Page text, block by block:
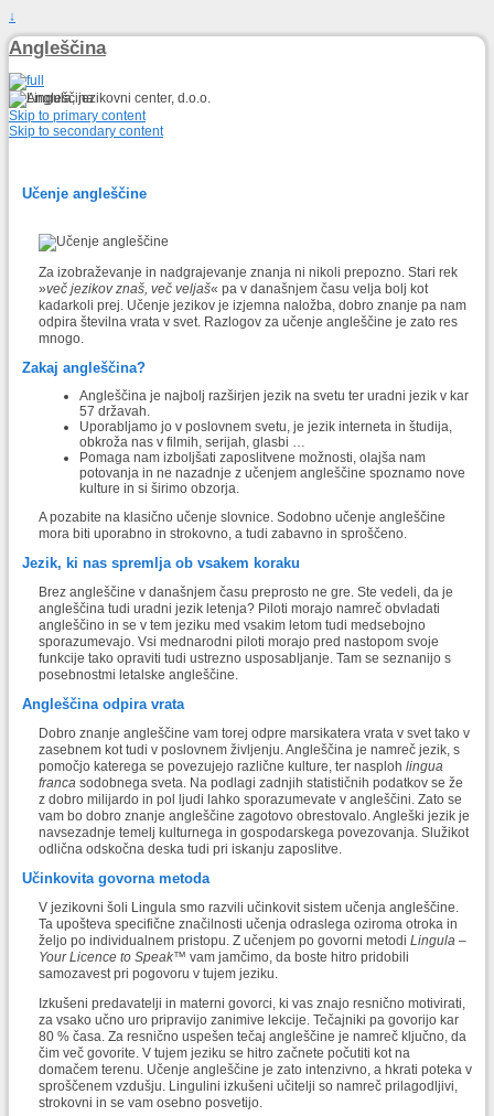
↓
Angleščina
Skip to primary content
Skip to secondary content
Učenje angleščine
Za izobraževanje in nadgrajevanje znanja ni nikoli prepozno. Stari rek
»več jezikov znaš, več veljaš« pa v današnjem času velja bolj kot
kadarkoli prej. Učenje jezikov je izjemna naložba, dobro znanje pa nam
odpira številna vrata v svet. Razlogov za učenje angleščine je zato res
mnogo.
Zakaj angleščina?
Angleščina je najbolj razširjen jezik na svetu ter uradni jezik v kar
57 državah.
Uporabljamo jo v poslovnem svetu, je jezik interneta in študija,
obkroža nas v filmih, serijah, glasbi …
Pomaga nam izboljšati zaposlitvene možnosti, olajša nam
potovanja in ne nazadnje z učenjem angleščine spoznamo nove
kulture in si širimo obzorja.
A pozabite na klasično učenje slovnice. Sodobno učenje angleščine
mora biti uporabno in strokovno, a tudi zabavno in sproščeno.
Jezik, ki nas spremlja ob vsakem koraku
Brez angleščine v današnjem času preprosto ne gre. Ste vedeli, da je
angleščina tudi uradni jezik letenja? Piloti morajo namreč obvladati
angleščino in se v tem jeziku med vsakim letom tudi medsebojno
sporazumevajo. Vsi mednarodni piloti morajo pred nastopom svoje
funkcije tako opraviti tudi ustrezno usposabljanje. Tam se seznanijo s
posebnostmi letalske angleščine.
Angleščina odpira vrata
Dobro znanje angleščine vam torej odpre marsikatera vrata v svet tako v
zasebnem kot tudi v poslovnem življenju. Angleščina je namreč jezik, s
pomočjo katerega se povezujejo različne kulture, ter nasploh lingua
franca sodobnega sveta. Na podlagi zadnjih statističnih podatkov se že
z dobro milijardo in pol ljudi lahko sporazumevate v angleščini. Zato se
vam bo dobro znanje angleščine zagotovo obrestovalo. Angleški jezik je
navsezadnje temelj kulturnega in gospodarskega povezovanja. Služikot
odlična odskočna deska tudi pri iskanju zaposlitve.
Učinkovita govorna metoda
V jezikovni šoli Lingula smo razvili učinkovit sistem učenja angleščine.
Ta upošteva specifične značilnosti učenja odraslega oziroma otroka in
željo po individualnem pristopu. Z učenjem po govorni metodi Lingula –
Your Licence to Speak™ vam jamčimo, da boste hitro pridobili
samozavest pri pogovoru v tujem jeziku.
Izkušeni predavatelji in materni govorci, ki vas znajo resnično motivirati,
za vsako učno uro pripravijo zanimive lekcije. Tečajniki pa govorijo kar
80 % časa. Za resnično uspešen tečaj angleščine je namreč ključno, da
čim več govorite. V tujem jeziku se hitro začnete počutiti kot na
domačem terenu. Učenje angleščine je zato intenzivno, a hkrati poteka v
sproščenem vzdušju. Lingulini izkušeni učitelji so namreč prilagodljivi,
strokovni in se vam osebno posvetijo.